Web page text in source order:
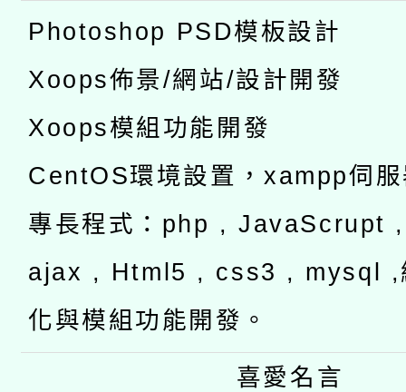
Photoshop PSD模板設計
Xoops佈景/網站/設計開發
Xoops模組功能開發
CentOS環境設置，xampp伺
專長程式：php , JavaScrupt
ajax , Html5 , css3 , mysql ,
化與模組功能開發。
喜愛名言